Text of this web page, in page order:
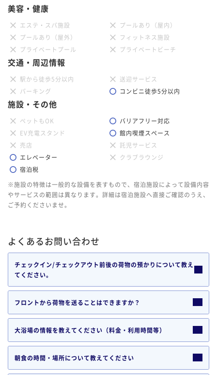
美容・健康
エステ・スパ施設
プールあり（屋内）
プールあり（屋外）
フィットネス施設
プライベートプール
プライベートビーチ
交通・周辺情報
駅から徒歩5分以内
送迎サービス
パーキング
コンビニ徒歩5分以内
施設・その他
ペットもOK
バリアフリー対応
EV充電スタンド
館内喫煙スペース
売店
託児サービス
エレベーター
クラブラウンジ
宿泊税
※施設の特徴は一般的な設備を表すもので、宿泊施設によって設備内容
やサービスの範囲は異なります。詳細は宿泊施設へ直接ご確認のうえ、
ご予約くださいませ。
よくあるお問い合わせ
チェックイン/チェックアウト前後の荷物の預かりについて教え
てください。
フロントから荷物を送ることはできますか？
大浴場の情報を教えてください（料金・利用時間等）
朝食の時間・場所について教えてください